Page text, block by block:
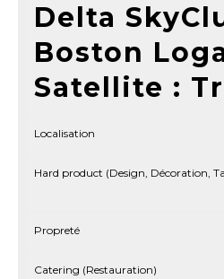
Delta
Boston
Satellite :
Localisation
Hard product (Design, Décoration,
Propreté
Catering (Restauration)